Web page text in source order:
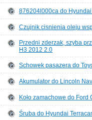
876204l000ca do
Czujnik cisnienia oleju
Przedni zderzak, szyba
H3 2012 2.0
Schowek pasazera do
Akumulator do Lincoln
Koło zamachowe do
Śruba do Hyundai